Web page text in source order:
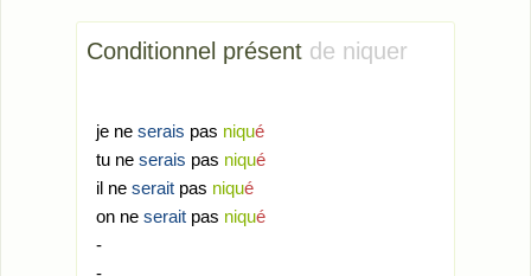
Conditionnel présent de niquer
je ne serais pas niqué
tu ne serais pas niqué
il ne serait pas niqué
on ne serait pas niqué
-